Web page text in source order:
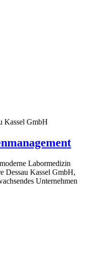
Kassel GmbH
Labormedizin
Dessau Kassel GmbH,
Unternehmen